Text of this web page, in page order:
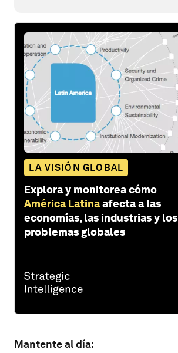
LA VISIÓN GLOBAL
Explora y monitorea cómo
América Latinaafecta a las
economías, las industrias y los
problemas globales
Mantente al día: